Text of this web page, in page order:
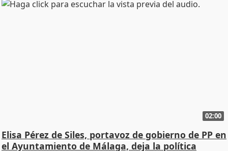
02:00
Elisa Pérez de Siles, portavoz de gobierno de PP en
el Ayuntamiento de Málaga, deja la política